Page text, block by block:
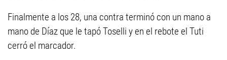
Finalmente a los 28, una contra terminó con un mano a
mano de Díaz que le tapó Toselli y en el rebote el Tuti
cerró el marcador.